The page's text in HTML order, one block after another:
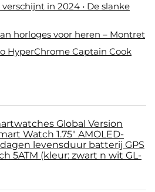
in 2024 • De slanke
horloges voor heren – Montret
HyperChrome Captain Cook
Global Version
Watch 1.75" AMOLED-
levensduur batterij GPS
5ATM (kleur: zwart n wit GL-